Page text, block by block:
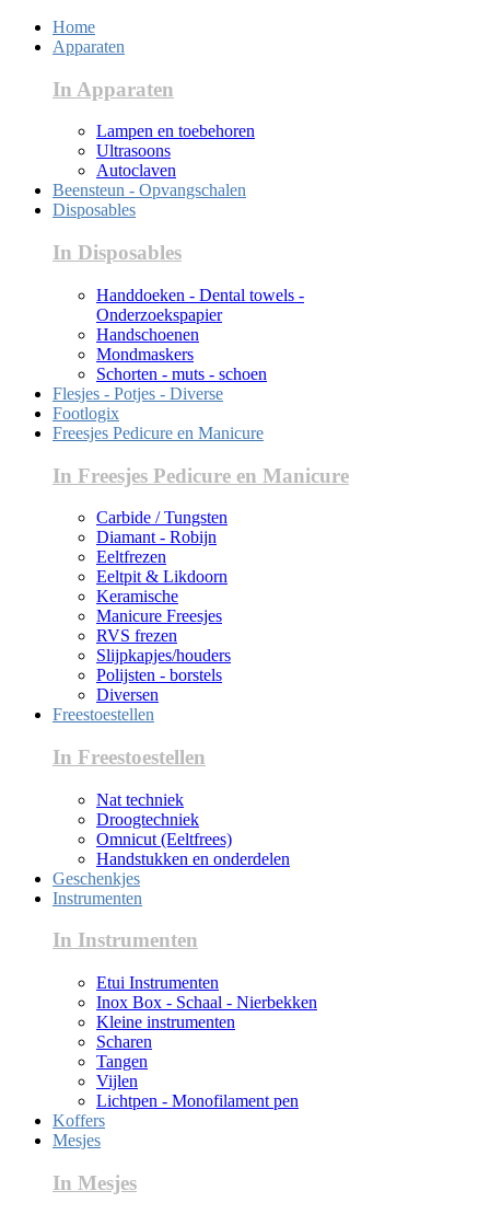
Home
Apparaten
In Apparaten
Lampen en toebehoren
Ultrasoons
Autoclaven
Beensteun - Opvangschalen
Disposables
In Disposables
Handdoeken - Dental towels -
Onderzoekspapier
Handschoenen
Mondmaskers
Schorten - muts - schoen
Flesjes - Potjes - Diverse
Footlogix
Freesjes Pedicure en Manicure
In Freesjes Pedicure en Manicure
Carbide / Tungsten
Diamant - Robijn
Eeltfrezen
Eeltpit & Likdoorn
Keramische
Manicure Freesjes
RVS frezen
Slijpkapjes/houders
Polijsten - borstels
Diversen
Freestoestellen
In Freestoestellen
Nat techniek
Droogtechniek
Omnicut (Eeltfrees)
Handstukken en onderdelen
Geschenkjes
Instrumenten
In Instrumenten
Etui Instrumenten
Inox Box - Schaal - Nierbekken
Kleine instrumenten
Scharen
Tangen
Vijlen
Lichtpen - Monofilament pen
Koffers
Mesjes
In Mesjes